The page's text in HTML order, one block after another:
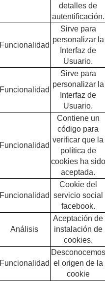
detalles de
autentificación.
Funcionalidad
Sirve para
personalizar la
Interfaz de
Usuario.
Funcionalidad
Sirve para
personalizar la
Interfaz de
Usuario.
Funcionalidad
Contiene un
código para
verificar que la
política de
cookies ha sido
aceptada.
Funcionalidad
Cookie del
servicio social
facebook.
Análisis
Aceptación de
instalación de
cookies.
Funcionalidad
Desconocemos
el origen de la
cookie